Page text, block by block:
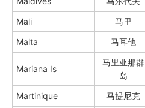
Mali
马里
Malta
马耳他
Mariana Is
马里亚那群
岛
Martinique 马提尼克